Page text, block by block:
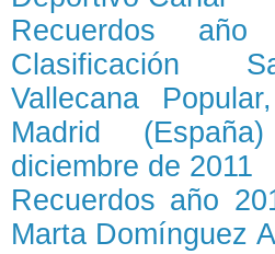
Recuerdos
Clasificación
Vallecana
Madrid
diciembre de 2011
Recuerdos año
Marta Domínguez